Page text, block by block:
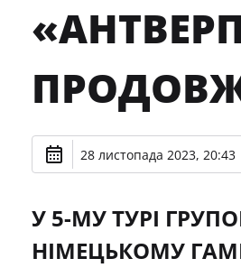
28 листопада 2023, 20:43
У 5-МУ ТУРІ
НІМЕЦЬКОМУ